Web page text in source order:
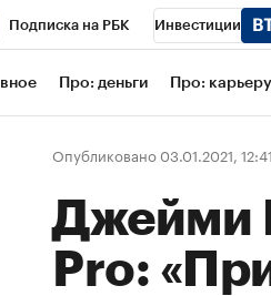
Подписка на РБК Инвестиции
Школа управления РБК РБК
Рынок наличной валюты
Про: деньги Про: карьеру
Опубликовано 03.01.2021, 12:41
Джейми
Pro: